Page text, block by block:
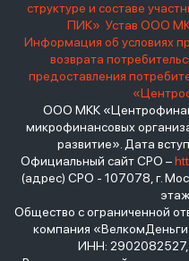
структуре и составе
ПИК» Устав ООО
Информация об условиях
возврата
предоставления
ООО МКК
микрофинансовых
развитие». Дата
Официальный сайт СРО –
(адрес) СРО - 107078, г.
Общество с ограниченной
компания
ИНН: